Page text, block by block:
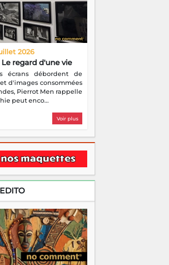
2026
regard d'une vie
écrans débordent de
d'images consommées
Pierrot Men rappelle
peut enco...
Voir plus
EDITO